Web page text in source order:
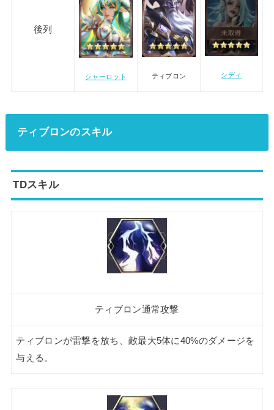
後列
シャーロット ティブロン シディ
ティブロンのスキル
TDスキル
ティブロン通常攻撃
ティブロンが雷撃を放ち、敵最大5体に40%のダメージを
与える。